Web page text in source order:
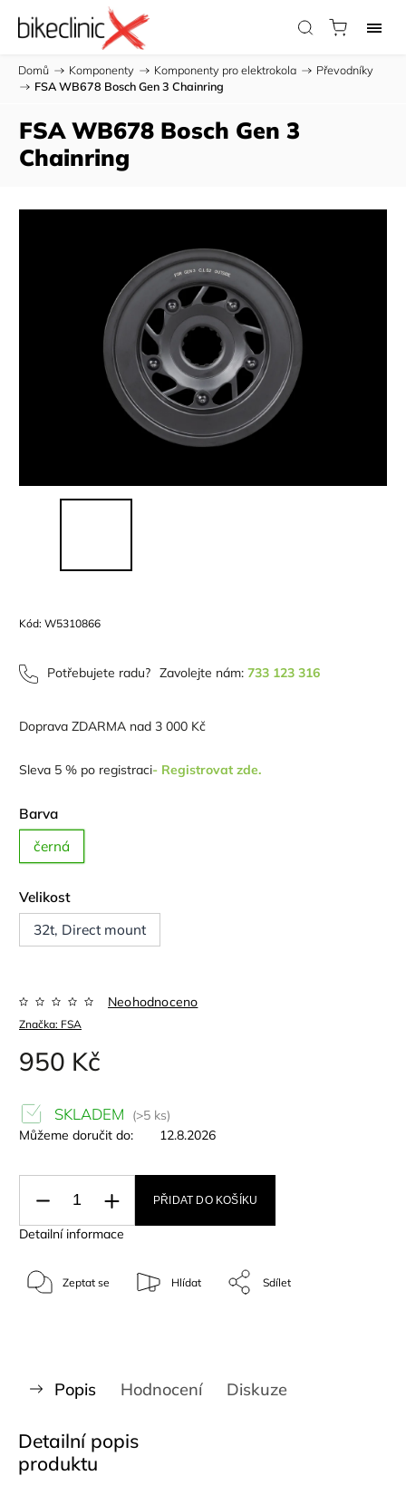
Domů / Komponenty / Komponenty pro elektrokola /
Převodníky
/
FSA WB678 Bosch Gen 3 Chainring
FSA WB678 Bosch Gen 3
Chainring
Kód: W5310866
Potřebujete radu? Zavolejte nám: 733 123 316
Doprava ZDARMA nad 3 000 Kč
Sleva 5 % po registraci- Registrovat zde.
Barva
černá
Velikost
32t, Direct mount
Značka: FSA
Neohodnoceno
950 Kč
SKLADEM
(>5 ks)
Můžeme doručit do:
12.8.2026
PŘIDAT DO KOŠÍKU
Detailní informace
Zeptat se Hlídat Sdílet
Popis Hodnocení Diskuze
Detailní popis
produktu